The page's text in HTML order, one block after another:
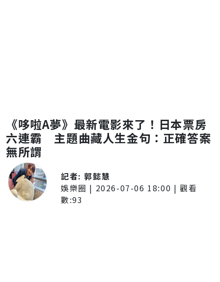
《哆啦A夢》最新電影來了！日本票房
六連霸 主題曲藏人生金句：正確答案
無所謂
記者:郭懿慧
娛樂圈 | 2026-07-06 18:00 | 觀看
數:93